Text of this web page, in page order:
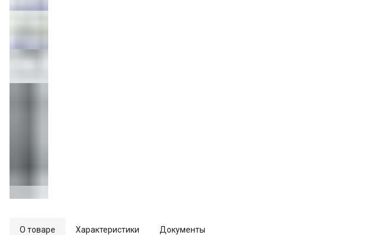
О товаре Характеристики Документы